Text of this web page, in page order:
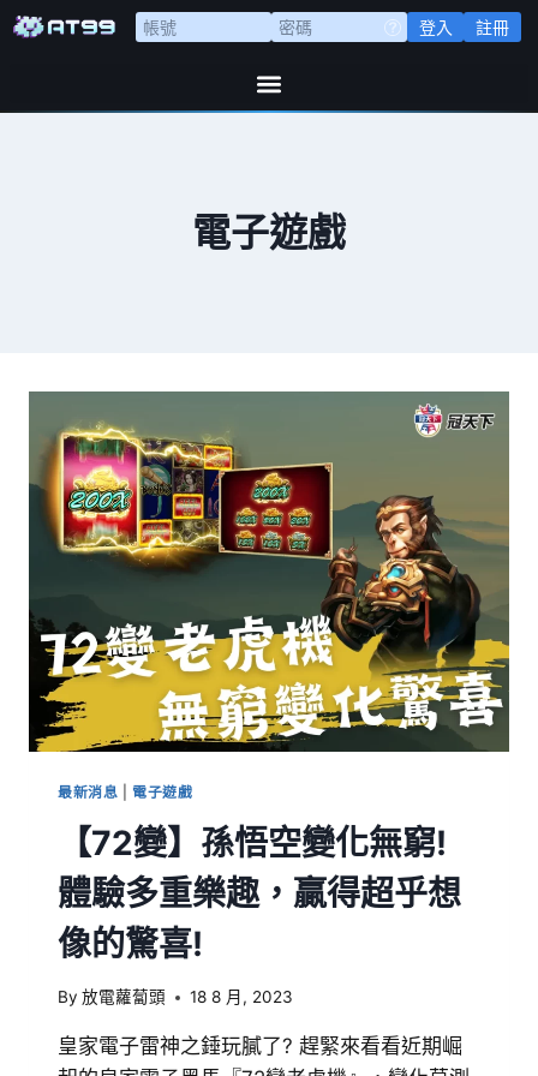
登入 註冊
電子遊戲
最新消息 電子遊戲
【72變】孫悟空變化無窮!
體驗多重樂趣，贏得超乎想
像的驚喜!
By 放電蘿蔔頭 18 8 月, 2023
皇家電子雷神之錘玩膩了? 趕緊來看看近期崛